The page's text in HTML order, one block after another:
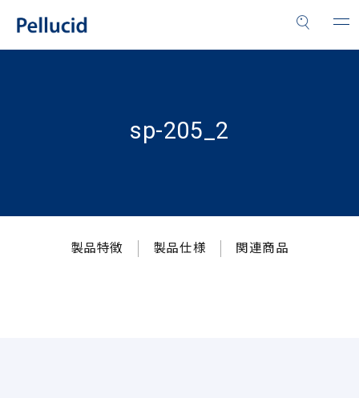
sp-205_2
製品特徴 製品仕様 関連商品